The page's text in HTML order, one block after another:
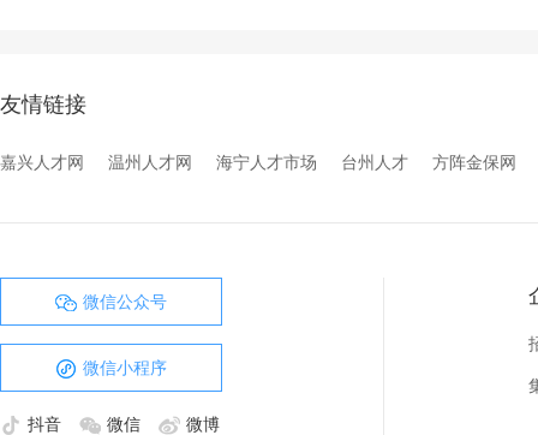
友情链接
嘉兴人才网 温州人才网 海宁人才市场 台州人才 方阵金保网
微信公众号
微信小程序
抖音 微信 微博